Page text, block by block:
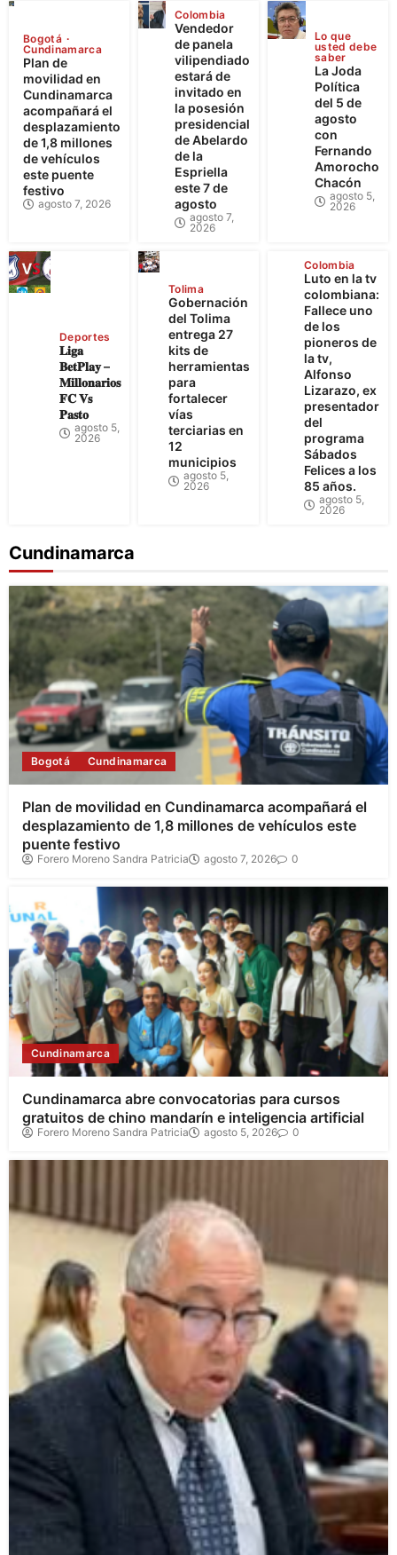
Bogotá
Cundinamarca
Plan de
movilidad en
Cundinamarca
acompañará el
desplazamiento
de 1,8 millones
de vehículos
este puente
festivo
agosto 7, 2026
Colombia
Vendedor
de panela
vilipendiado
estará de
invitado en
la posesión
presidencial
de Abelardo
de la
Espriella
este 7 de
agosto
agosto 7,
2026
Lo que
usted debe
saber
La Joda
Política
del 5 de
agosto
con
Fernando
Amorocho
Chacón
agosto 5,
2026
Deportes
𝐋𝐢𝐠𝐚
𝐁𝐞𝐭𝐏𝐥𝐚𝐲 –
𝐌𝐢𝐥𝐥𝐨𝐧𝐚𝐫𝐢𝐨𝐬
𝐅𝐂 𝐕𝐬
𝐏𝐚𝐬𝐭𝐨
agosto 5,
2026
Tolima
Gobernación
del Tolima
entrega 27
kits de
herramientas
para
fortalecer
vías
terciarias en
12
municipios
agosto 5,
2026
Colombia
Luto en la tv
colombiana:
Fallece uno
de los
pioneros de
la tv,
Alfonso
Lizarazo, ex
presentador
del
programa
Sábados
Felices a los
85 años.
agosto 5,
2026
Cundinamarca
Bogotá Cundinamarca
Plan de movilidad en Cundinamarca acompañará el
desplazamiento de 1,8 millones de vehículos este
puente festivo
Forero Moreno Sandra Patricia agosto 7, 2026 0
Cundinamarca
Cundinamarca abre convocatorias para cursos
gratuitos de chino mandarín e inteligencia artificial
Forero Moreno Sandra Patricia agosto 5, 2026 0